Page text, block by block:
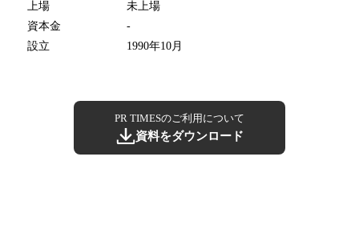
上場
未上場
資本金
-
設立
1990年10月
PR TIMESのご利用について
資料をダウンロード